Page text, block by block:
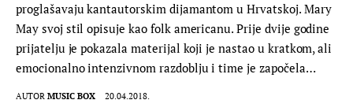
proglašavaju kantautorskim dijamantom u Hrvatskoj. Mary
May svoj stil opisuje kao folk americanu. Prije dvije godine
prijatelju je pokazala materijal koji je nastao u kratkom, ali
emocionalno intenzivnom razdoblju i time je započela…
AUTOR MUSIC BOX 20.04.2018.